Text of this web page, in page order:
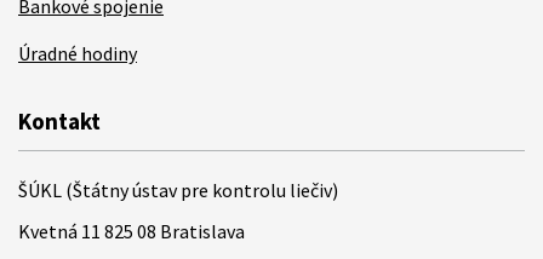
Bankové spojenie
Úradné hodiny
Kontakt
ŠÚKL (Štátny ústav pre kontrolu liečiv)
Kvetná 11 825 08 Bratislava